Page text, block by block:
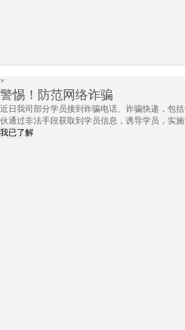
×
警惕！防范网络诈骗
近日我司部分学员接到诈骗电话、诈骗快递，包
伙通过非法手段获取到学员信息，诱导学员，实
我已了解